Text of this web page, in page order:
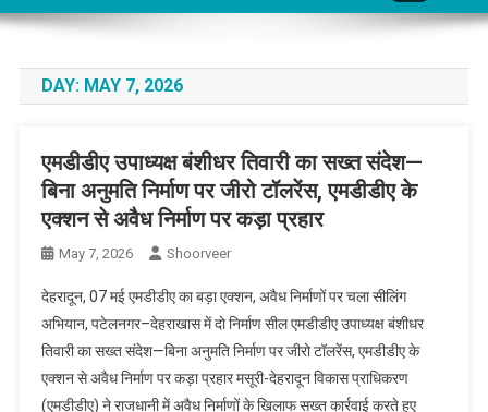
DAY: MAY 7, 2026
एमडीडीए उपाध्यक्ष बंशीधर तिवारी का सख्त संदेश—
बिना अनुमति निर्माण पर जीरो टॉलरेंस, एमडीडीए के
एक्शन से अवैध निर्माण पर कड़ा प्रहार
May 7, 2026 Shoorveer
देहरादून, 07 मई एमडीडीए का बड़ा एक्शन, अवैध निर्माणों पर चला सीलिंग
अभियान, पटेलनगर–देहराखास में दो निर्माण सील एमडीडीए उपाध्यक्ष बंशीधर
तिवारी का सख्त संदेश—बिना अनुमति निर्माण पर जीरो टॉलरेंस, एमडीडीए के
एक्शन से अवैध निर्माण पर कड़ा प्रहार मसूरी-देहरादून विकास प्राधिकरण
(एमडीडीए) ने राजधानी में अवैध निर्माणों के खिलाफ सख्त कार्रवाई करते हुए